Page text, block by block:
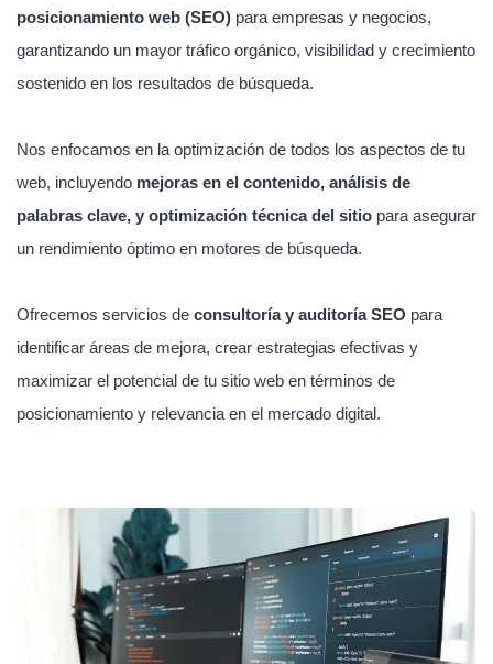
posicionamiento web (SEO) para empresas y negocios,
garantizando un mayor tráfico orgánico, visibilidad y crecimiento
sostenido en los resultados de búsqueda.
Nos enfocamos en la optimización de todos los aspectos de tu
web, incluyendo mejoras en el contenido, análisis de
palabras clave, y optimización técnica del sitio para asegurar
un rendimiento óptimo en motores de búsqueda.
Ofrecemos servicios de consultoría y auditoría SEO para
identificar áreas de mejora, crear estrategias efectivas y
maximizar el potencial de tu sitio web en términos de
posicionamiento y relevancia en el mercado digital.